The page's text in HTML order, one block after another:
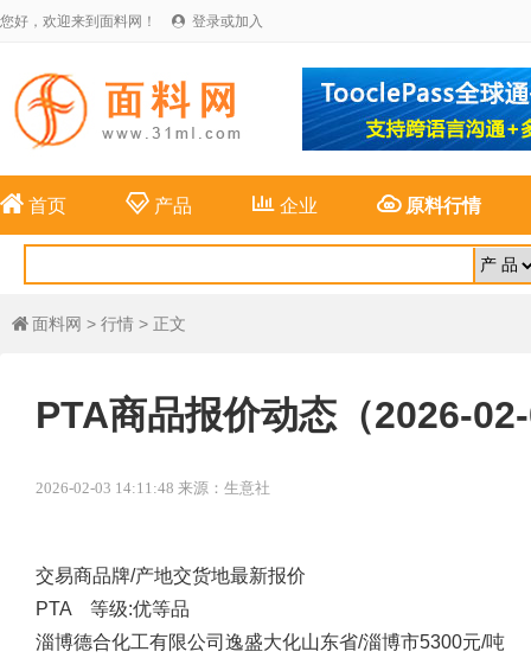
您好，欢迎来到面料网！  登录或加入
 首页 产品 企业 原料行情
 面料网 > 行情 > 正文
PTA商品报价动态（2026-
2026-02-03 14:11:48 来源：生意社
交易商品牌/产地交货地最新报价
PTA 等级:优等品
淄博德合化工有限公司 逸盛大化山东省/淄博市5300元/吨